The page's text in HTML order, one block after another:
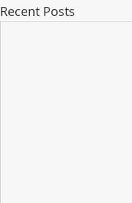
Recent Posts